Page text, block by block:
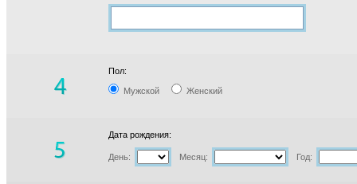
Пол:
Мужской Женский
Дата рождения:
День: Месяц: Год: